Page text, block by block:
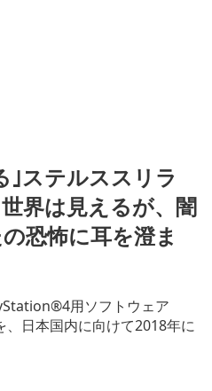
｣ステルススリラ
界は見えるが、闇
恐怖に耳を澄ま
用ソフトウェア
、日本国内に向けて2018年に